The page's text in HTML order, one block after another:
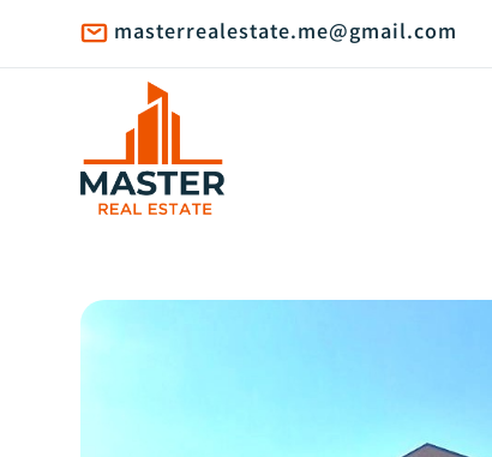
masterrealestate.me@gmail.com